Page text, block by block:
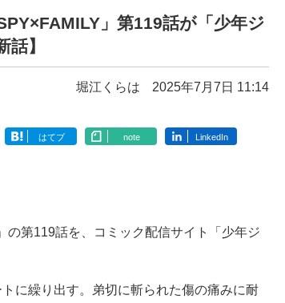
」第119話が「少年ジ
】
堀江くらは 2025年7月7日 11:14
はてブ note LinkedIn
第119話を、コミック配信サイト「少年ジ
に繰り出す。弟切に斬られた傷の痛みに耐